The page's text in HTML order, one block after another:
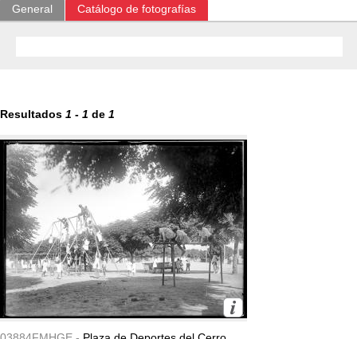
General Catálogo de fotografías
Resultados 1 - 1 de 1